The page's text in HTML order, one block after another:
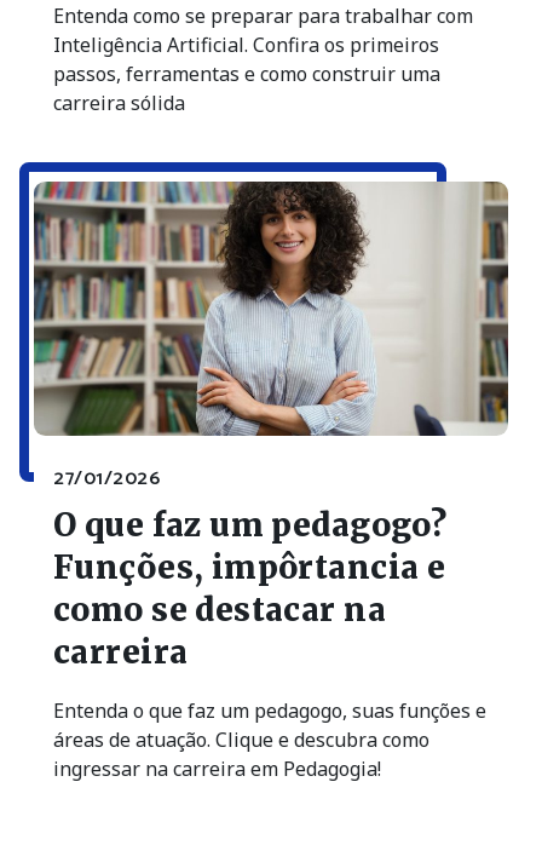
Entenda como se preparar para trabalhar com
Inteligência Artificial. Confira os primeiros
passos, ferramentas e como construir uma
carreira sólida
27/01/2026
O que faz um pedagogo?
Funções, impôrtancia e
como se destacar na
carreira
Entenda o que faz um pedagogo, suas funções e
áreas de atuação. Clique e descubra como
ingressar na carreira em Pedagogia!